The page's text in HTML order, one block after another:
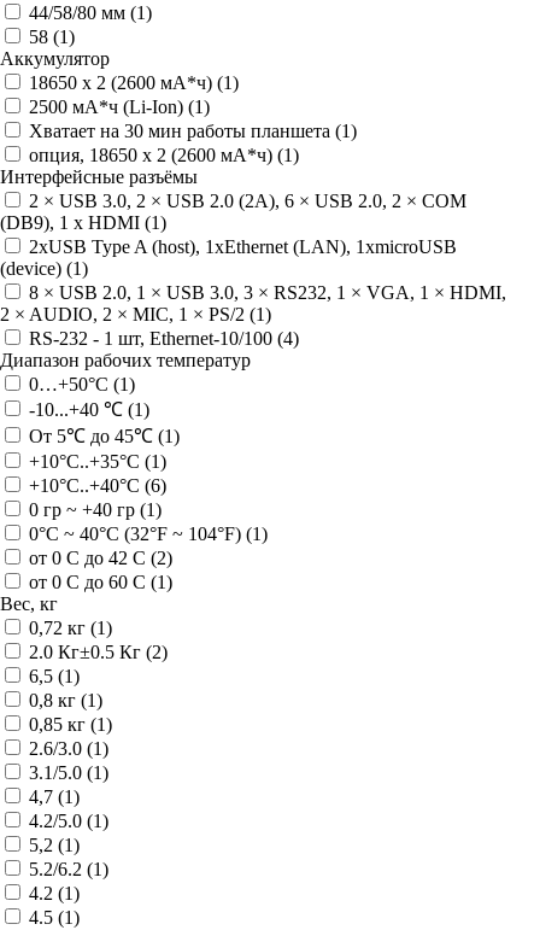
44/58/80 мм (1)
58 (1)
Аккумулятор
18650 х 2 (2600 мА*ч) (1)
2500 мА*ч (Li-Ion) (1)
Хватает на 30 мин работы планшета (1)
опция, 18650 х 2 (2600 мА*ч) (1)
Интерфейсные разъёмы
2 × USB 3.0, 2 × USB 2.0 (2А), 6 × USB 2.0, 2 × COM
(DB9), 1 x HDMI (1)
2xUSB Type A (host), 1xEthernet (LAN), 1xmicroUSB
(device) (1)
8 × USB 2.0, 1 × USB 3.0, 3 × RS232, 1 × VGA, 1 × HDMI,
2 × AUDIO, 2 × MIC, 1 × PS/2 (1)
RS-232 - 1 шт, Ethernet-10/100 (4)
Диапазон рабочих температур
0…+50°C (1)
-10...+40 ℃ (1)
От 5℃ до 45℃ (1)
+10°C..+35°C (1)
+10°C..+40°C (6)
0 гр ~ +40 гр (1)
0°C ~ 40°C (32°F ~ 104°F) (1)
от 0 C до 42 C (2)
от 0 C до 60 C (1)
Вес, кг
0,72 кг (1)
2.0 Кг±0.5 Кг (2)
6,5 (1)
0,8 кг (1)
0,85 кг (1)
2.6/3.0 (1)
3.1/5.0 (1)
4,7 (1)
4.2/5.0 (1)
5,2 (1)
5.2/6.2 (1)
4.2 (1)
4.5 (1)